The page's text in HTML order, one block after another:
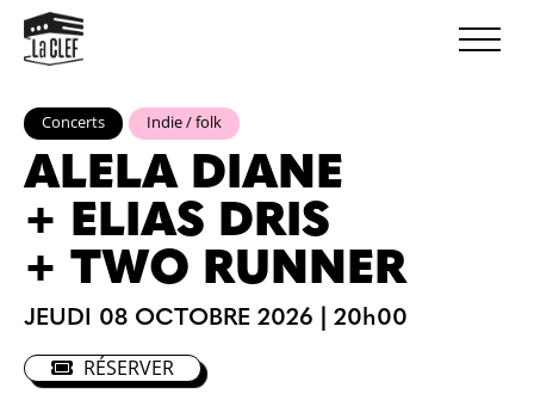
Concerts Indie / folk
ALELA DIANE
+ ELIAS DRIS
+ TWO RUNNER
JEUDI 08 OCTOBRE 2026 20h00
RÉSERVER